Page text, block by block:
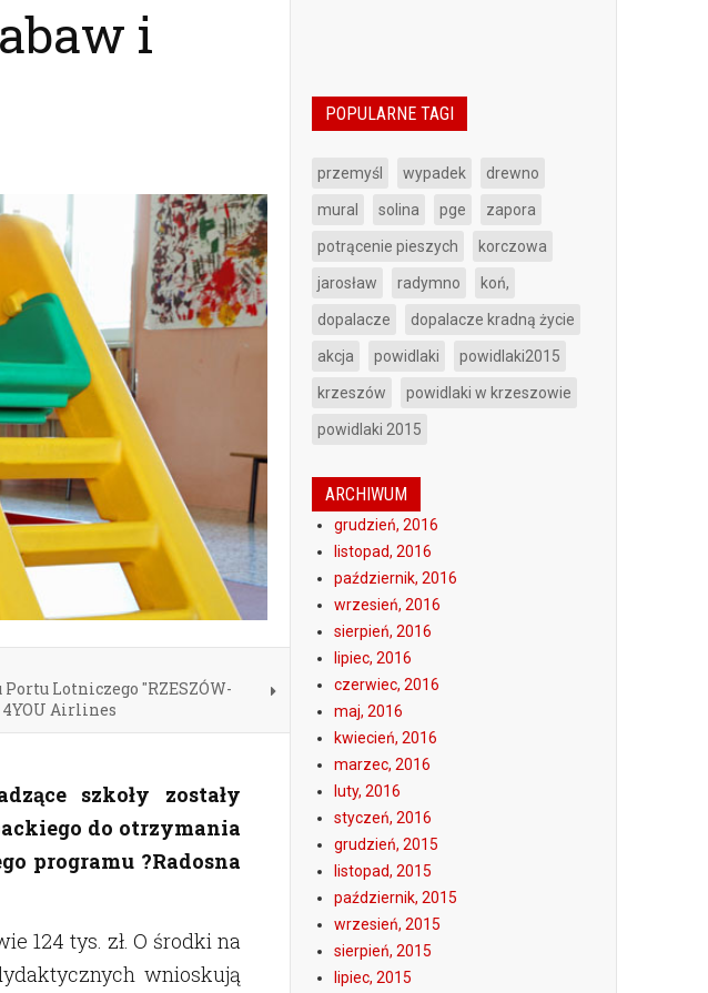
i
Lotniczego "RZESZÓW-
Airlines
szkoły zostały
do otrzymania
programu ?Radosna
124 tys. zł. O środki na
wnioskują
POPULARNE TAGI
przemyśl wypadek drewno
mural solina pge zapora
potrącenie pieszych korczowa
jarosław radymno koń,
dopalacze dopalacze kradną życie
akcja powidlaki powidlaki2015
krzeszów powidlaki w krzeszowie
powidlaki 2015
ARCHIWUM
grudzień, 2016
listopad, 2016
październik, 2016
wrzesień, 2016
sierpień, 2016
lipiec, 2016
czerwiec, 2016
maj, 2016
kwiecień, 2016
marzec, 2016
luty, 2016
styczeń, 2016
grudzień, 2015
listopad, 2015
październik, 2015
wrzesień, 2015
sierpień, 2015
lipiec, 2015